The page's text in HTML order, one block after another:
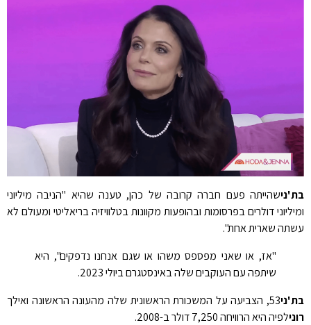
בת'נישהייתה פעם חברה קרובה של כהן, טענה שהיא "הניבה מיליוני
ומיליוני דולרים בפרסומות ובהופעות מקוונות בטלוויזיה בריאליטי ומעולם לא
עשתה שארית אחת".
"אז, או שאני מפספס משהו או שגם אנחנו נדפקים", היא
שיתפה עם העוקבים שלה באינסטגרם ביולי 2023.
בת'ני53, הצביעה על המשכורת הראשונית שלה מהעונה הראשונה ואילך
רונילפיה היא הרוויחה 7,250 דולר ב-2008.